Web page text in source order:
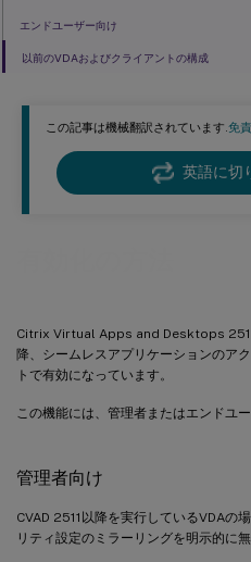
この記事は機械翻訳されています.免
英語に切
Citrix Virtual Apps and Desktops
降、シームレスアプリケーションのア
トで有効になっています。
この機能には、管理者またはエンドユ
管理者向け
CVAD 2511以降を実行しているVDAの
リティ設定のミラーリングを明示的に無
エンドユーザー向け
以前のVDAおよびクライアントの構成